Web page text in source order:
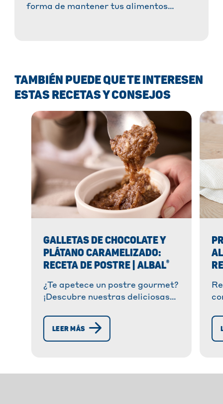
forma de mantener tus alimentos
TAMBIÉN PUEDE QUE TE INTERESEN
ESTAS RECETAS Y CONSEJOS
GALLETAS DE CHOCOLATE Y
PLÁTANO CARAMELIZADO:
RECETA DE POSTRE | ALBAL®
¿Te apetece un postre gourmet?
¡Descubre nuestras deliciosas
caramelizado, listas en 20
minutos!
LEER MÁS